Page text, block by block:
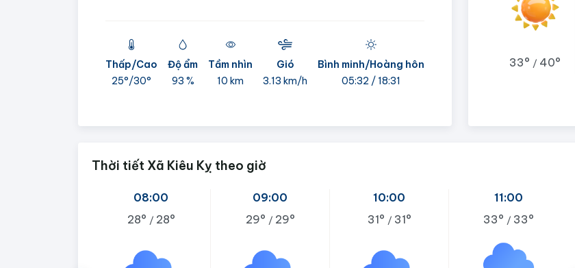
Thấp/Cao
25°/30°
Độ ẩm
93 %
Tầm nhìn
10 km
Gió
3.13 km/h
Bình minh/Hoàng hôn
05:32 / 18:31
33° / 40°
Thời tiết Xã Kiêu Kỵ theo giờ
08:00
28° / 28°
09:00
29° / 29°
10:00
31° / 31°
11:00
33° / 33°